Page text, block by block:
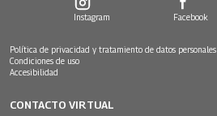
Instagram Facebook
Política de privacidad y tratamiento de datos personales
Condiciones de uso
Accesibilidad
CONTACTO VIRTUAL